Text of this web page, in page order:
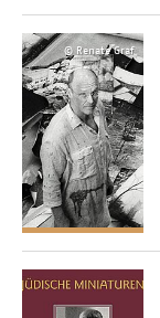
© Renate Graf